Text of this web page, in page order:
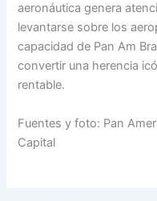
aeronáutica genera
levantarse sobre los
capacidad de Pan Am
convertir una herencia
rentable.
Fuentes y foto: Pan
Capital